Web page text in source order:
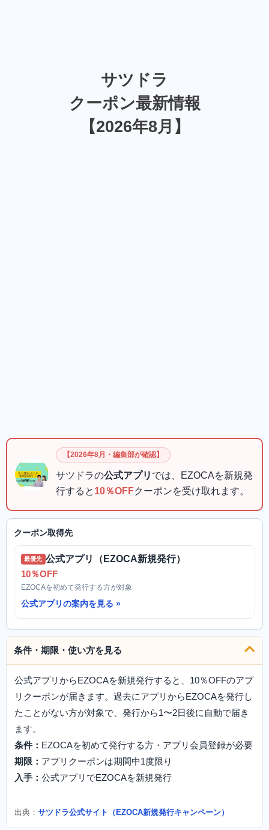
サツドラ
クーポン最新情報
【2026年8月】
【2026年8月・編集部が確認】
サツドラの公式アプリ では、EZOCAを新規発
行すると 10％OFFクーポンを受け取れます。
クーポン取得先
最優先 公式アプリ（EZOCA新規発行）
10％OFF
EZOCAを初めて発行する方が対象
公式アプリの案内を見る
条件・期限・使い方を見る
公式アプリからEZOCAを新規発行すると、10％OFFのアプ
リクーポンが届きます。過去にアプリからEZOCAを発行し
たことがない方が対象で、発行から1〜2日後に自動で届き
ます。
条件： EZOCAを初めて発行する方・アプリ会員登録が必要
期限： アプリクーポンは期間中1度限り
入手： 公式アプリでEZOCAを新規発行
出典： サツドラ公式サイト（EZOCA新規発行キャンペーン）